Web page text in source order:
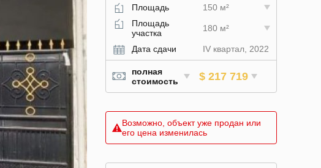
Площадь
150 м²
Площадь
участка
180 м²
Дата сдачи IV квартал, 2022
полная
стоимость
$ 217 719
Возможно, объект уже продан или
его цена изменилась